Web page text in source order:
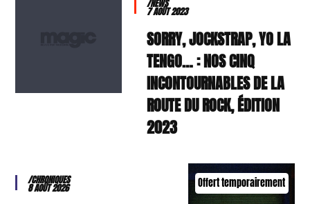
/NEWS
7 AOÛT 2023
SORRY, JOCKSTRAP, YO LA
TENGO… : NOS CINQ
INCONTOURNABLES DE LA
ROUTE DU ROCK, ÉDITION
2023
Offert temporairement
/CHRONIQUES
8 AOÛT 2026